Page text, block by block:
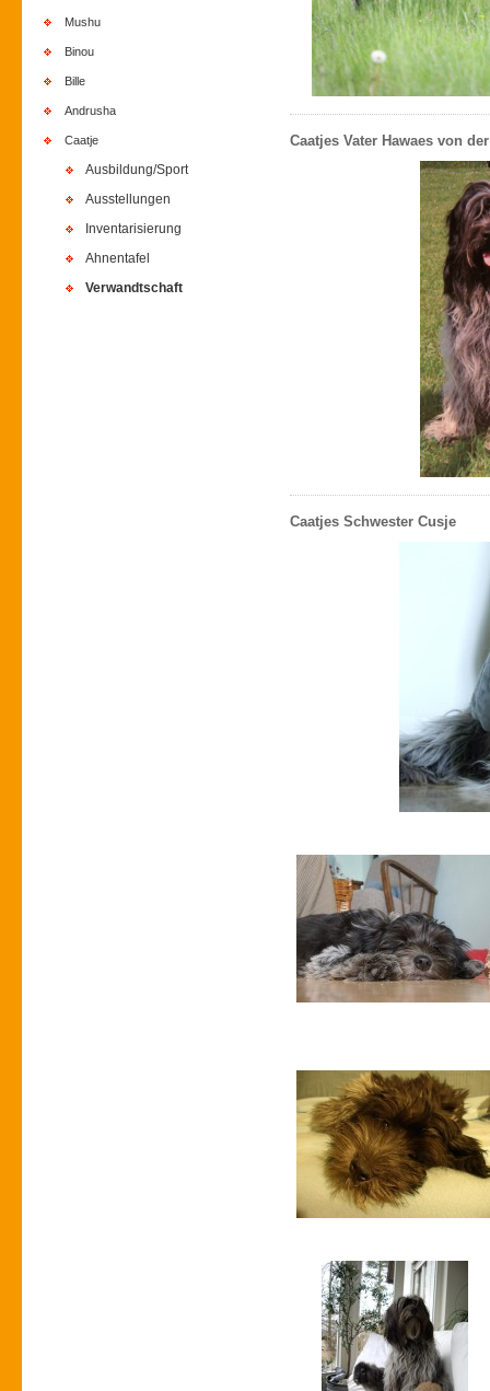
Mushu
Binou
Bille
Andrusha
Caatje
Ausbildung/Sport
Ausstellungen
Inventarisierung
Ahnentafel
Verwandtschaft
Caatjes Vater Hawaes von
Caatjes Schwester Cusje